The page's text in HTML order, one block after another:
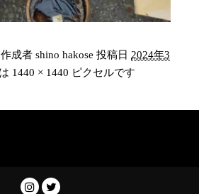
作成者 shino hakose 投稿日 2024年3
1440 × 1440 ピクセルです